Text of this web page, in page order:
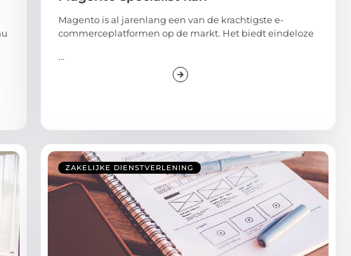
Magento is al jarenlang een van de krachtigste e-
commerceplatformen op de markt. Het biedt eindeloze
...
ZAKELIJKE DIENSTVERLENING